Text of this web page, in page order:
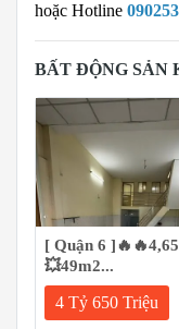
hoặc Hotline
BẤT ĐỘNG SẢN
[ Quận 6
💥49m2...
4 Tỷ 650 Triệu